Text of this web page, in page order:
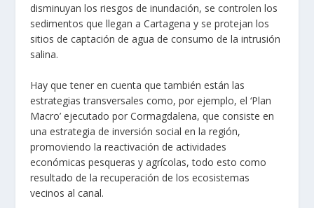
disminuyan los riesgos de inundación, se controlen los
sedimentos que llegan a Cartagena y se protejan los
sitios de captación de agua de consumo de la intrusión
salina.
Hay que tener en cuenta que también están las
estrategias transversales como, por ejemplo, el ‘Plan
Macro’ ejecutado por Cormagdalena, que consiste en
una estrategia de inversión social en la región,
promoviendo la reactivación de actividades
económicas pesqueras y agrícolas, todo esto como
resultado de la recuperación de los ecosistemas
vecinos al canal.